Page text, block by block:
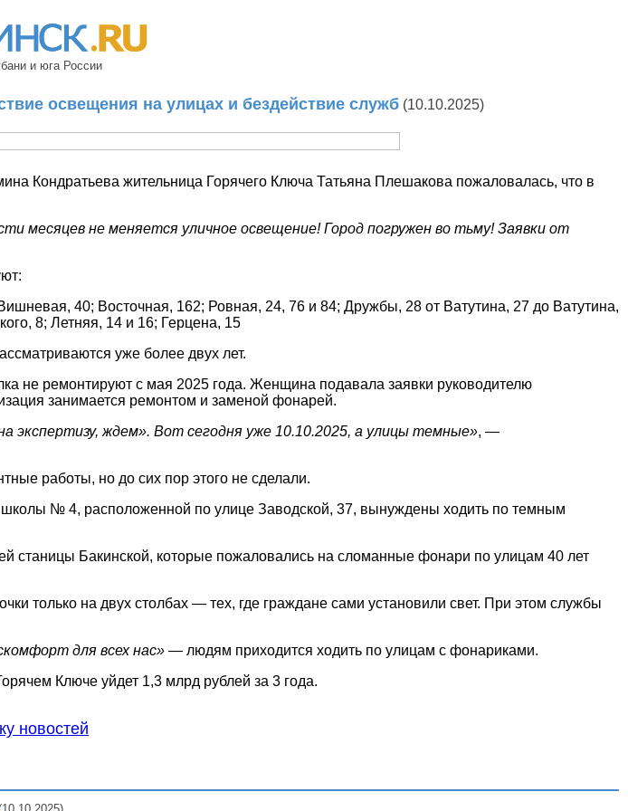
и юга России
освещения на улицах и бездействие служб (10.10.2025)
Кондратьева жительница Горячего Ключа Татьяна Плешакова пожаловалась, что в
не меняется уличное освещение! Город погружен во тьму! Заявки от
40; Восточная, 162; Ровная, 24, 76 и 84; Дружбы, 28 от Ватутина, 27 до Ватутина,
8; Летняя, 14 и 16; Герцена, 15
уже более двух лет.
не ремонтируют с мая 2025 года. Женщина подавала заявки руководителю
занимается ремонтом и заменой фонарей.
экспертизу, ждем». Вот сегодня уже 10.10.2025, а улицы темные», —
работы, но до сих пор этого не сделали.
№ 4, расположенной по улице Заводской, 37, вынуждены ходить по темным
станицы Бакинской, которые пожаловались на сломанные фонари по улицам 40 лет
только на двух столбах — тех, где граждане сами установили свет. При этом службы
для всех нас» — людям приходится ходить по улицам с фонариками.
Ключе уйдет 1,3 млрд рублей за 3 года.
новостей